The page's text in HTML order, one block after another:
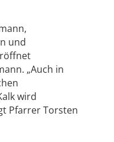
und
„Auch in
wird
Pfarrer Torsten